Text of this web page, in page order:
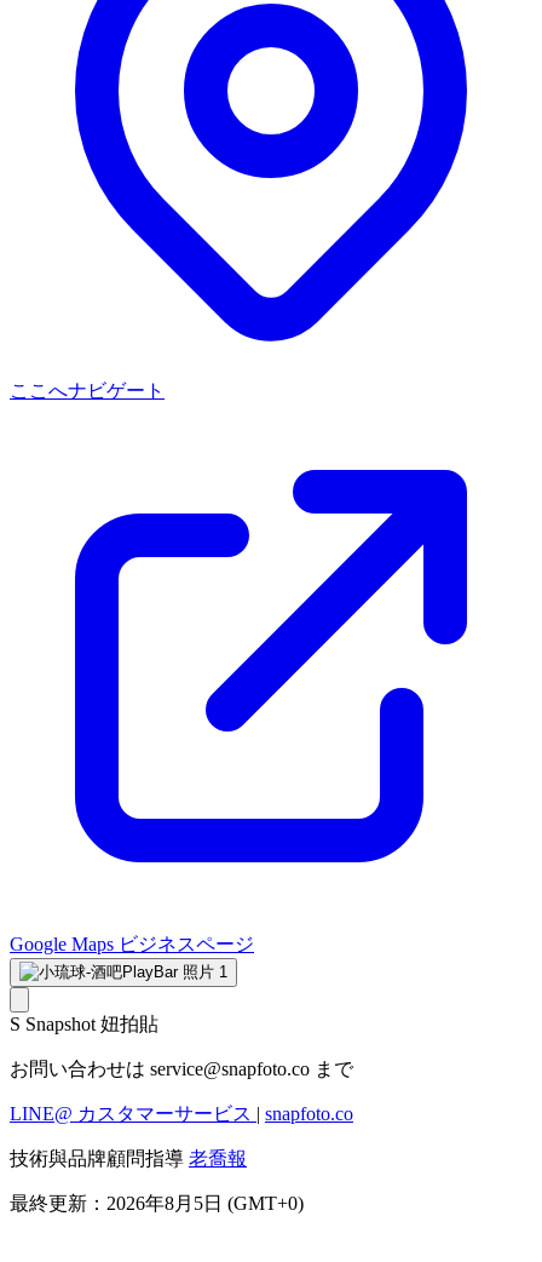
ここへナビゲート
Google Maps ビジネスページ
S Snapshot 妞拍貼
お問い合わせは service@snapfoto.co まで
LINE@ カスタマーサービス | snapfoto.co
技術與品牌顧問指導 老喬報
最終更新：2026年8月5日 (GMT+0)